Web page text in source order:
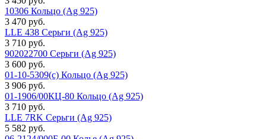
10306 Кольцо (Ag 925)
3 470 руб.
LLE 438 Серьги (Ag 925)
3 710 руб.
902022700 Серьги (Ag 925)
3 600 руб.
01-10-5309(с) Кольцо (Ag 925)
3 906 руб.
01-1906/00КЦ-80 Кольцо (Ag 925)
3 710 руб.
LLE 7RK Серьги (Ag 925)
5 582 руб.